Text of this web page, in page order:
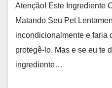
Atenção! Este Ingrediente
Matando Seu Pet
incondicionalmente e faria
protegê-lo. Mas e se eu te
ingrediente…